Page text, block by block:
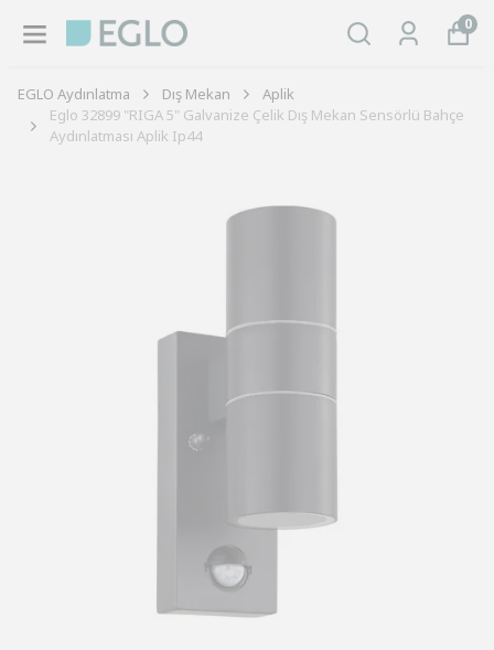
0
EGLO Aydınlatma Dış Mekan
Aplik
Eglo 32899 "RIGA 5" Galvanize Çelik Dış Mekan Sensörlü Bahçe
Aydınlatması Aplik Ip44